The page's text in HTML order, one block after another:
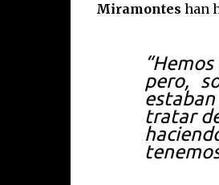
Miramontes han
pero,
tratar